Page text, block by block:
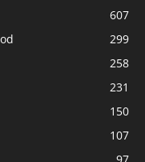
607
299
258
231
150
107